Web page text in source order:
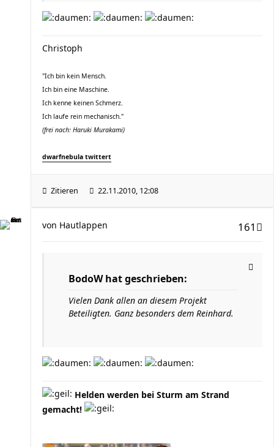
Christoph
"Ich bin kein Mensch.
Ich bin eine Maschine.
Ich kenne keinen Schmerz.
Ich laufe rein mechanisch."
(frei nach: Haruki Murakami)
dwarfnebula twittert
Zitieren 22.11.2010, 12:08
161
von Hautlappen
BodoW hat geschrieben:
Vielen Dank allen an diesem Projekt
Beteiligten. Ganz besonders dem Reinhard.
Helden werden bei Sturm am Strand
gemacht!